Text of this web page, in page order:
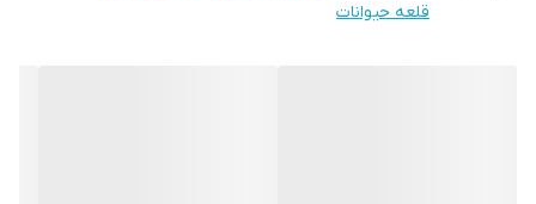
قلعه حیوانات